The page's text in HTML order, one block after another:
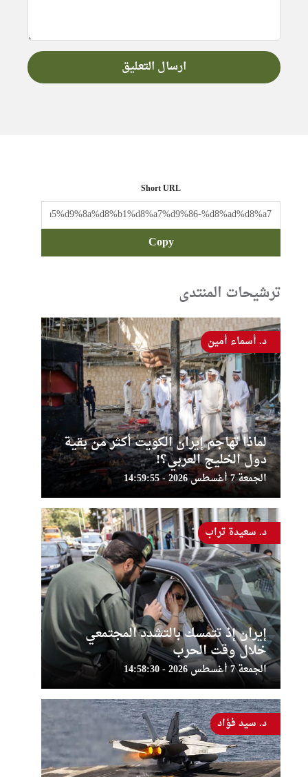
Short URL
Copy
ترشيحات المنتدى
لماذا تهاجم إيران الكويت أكثر من بقية
دول الخليج العربي؟!
الجمعة 7 أغسطس 2026 - 14:59:55
د. أسماء أمين
إيران إذ تتمسك بالتشدد المجتمعي
خلال وقت الحرب
الجمعة 7 أغسطس 2026 - 14:58:30
د. سعيدة تراب
د. سيد فؤاد